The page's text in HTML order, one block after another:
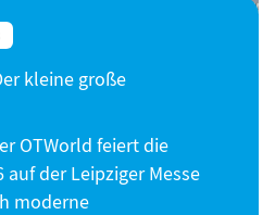
kleine große
OTWorld feiert die
auf der Leipziger Messe
moderne